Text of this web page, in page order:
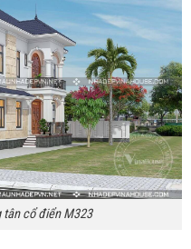
tân cổ điển M323